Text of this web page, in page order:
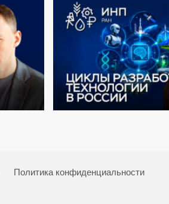
Политика конфиденциальности